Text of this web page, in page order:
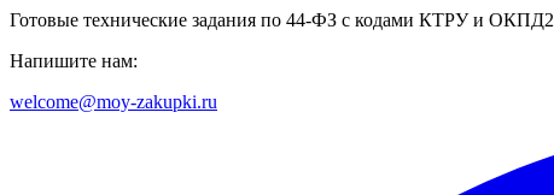
Готовые технические задания по 44-ФЗ с кодами КТРУ и ОКПД2
Напишите нам:
welcome@moy-zakupki.ru